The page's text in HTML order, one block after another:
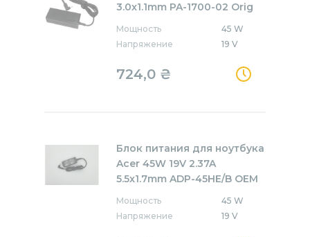
3.0x1.1mm PA-1700-02 Orig
Мощность
45 W
Напряжение
19 V
724,0 ₴
Блок питания для ноутбука
Acer 45W 19V 2.37A
5.5x1.7mm ADP-45HE/B OEM
Мощность
45 W
Напряжение
19 V